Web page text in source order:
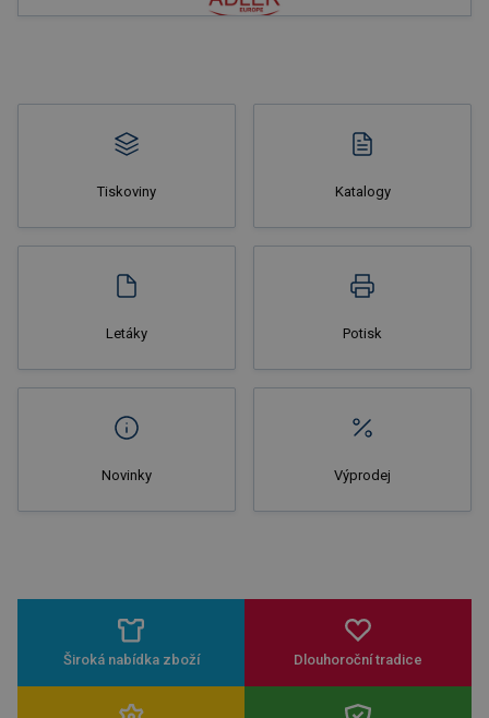
Tiskoviny Katalogy
Letáky Potisk
Novinky Výprodej
Široká nabídka zboží Dlouhoroční tradice